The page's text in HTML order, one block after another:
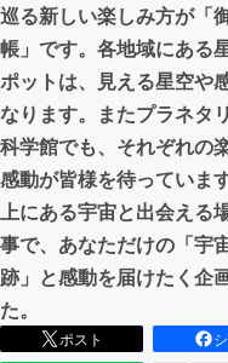
CAMPFIRE for
CAMPFIREふる
巡る新しい楽しみ方が「
帳」です。各地域にある
ポットは、見える星空や
なります。またプラネタ
科学館でも、それぞれの
感動が皆様を待ってい
上にある宇宙と出会える
事で、あなただけの「宇
跡」と感動を届けたく企
た。
ポスト